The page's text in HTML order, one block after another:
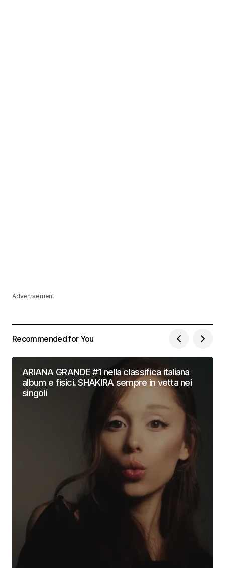
Advertisement
Recommended for You
ARIANA GRANDE #1 nella classifica italiana
album e fisici. SHAKIRA sempre in vetta nei
singoli